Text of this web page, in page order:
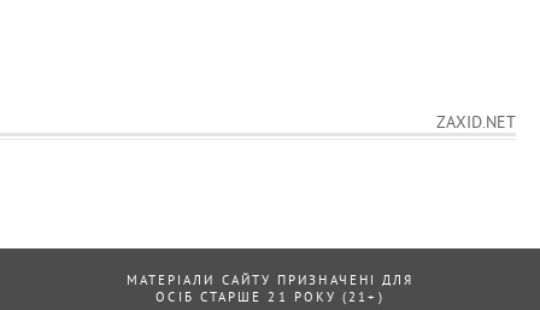
ОСІБ СТАРШЕ 21 РОКУ (21+)